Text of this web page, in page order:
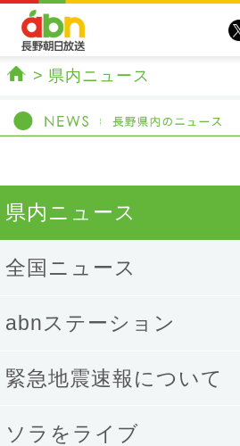
県内ニュース
県内ニュース
全国ニュース
abnステーション
緊急地震速報について
ソラをライブ